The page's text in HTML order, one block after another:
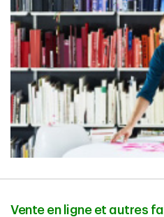
Vente en ligne et autres